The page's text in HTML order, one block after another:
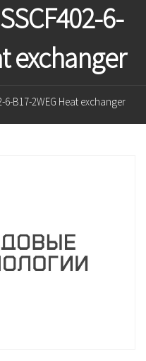
6-
exchanger
6-B17-2WEG Heat exchanger